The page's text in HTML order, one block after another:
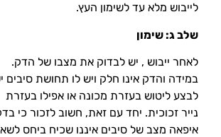
לייבוש מלא עד לשימון העץ.
שלב ג: שימון
לאחר ייבוש , יש לבדוק את מצבו של הדק.
במידה והדק אינו חלק ויש לו תחושת סיבים
לבצע ליטוש בעזרת מכונה או אפילו בעזרת
נייר זכוכית. יחד עם זאת, חשוב לזכור כי
איפאה מצב של סיבים איננו שכיח ביחס